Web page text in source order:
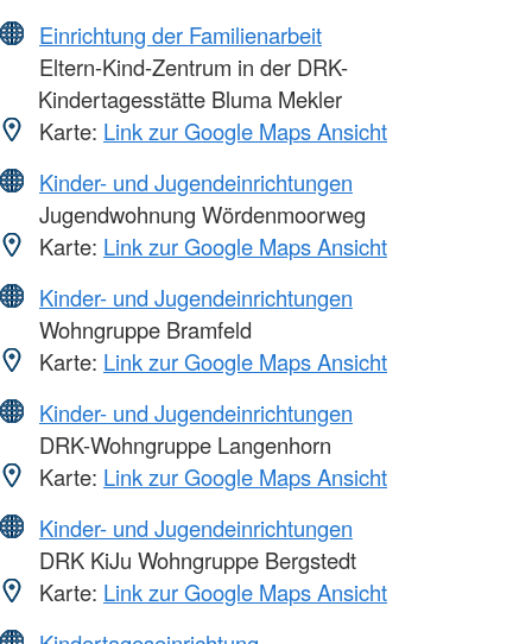
Einrichtung der Familienarbeit
Eltern-Kind-Zentrum in der DRK-
Kindertagesstätte Bluma Mekler
Karte: Link zur Google Maps Ansicht
Kinder- und Jugendeinrichtungen
Jugendwohnung Wördenmoorweg
Karte: Link zur Google Maps Ansicht
Kinder- und Jugendeinrichtungen
Wohngruppe Bramfeld
Karte: Link zur Google Maps Ansicht
Kinder- und Jugendeinrichtungen
DRK-Wohngruppe Langenhorn
Karte: Link zur Google Maps Ansicht
Kinder- und Jugendeinrichtungen
DRK KiJu Wohngruppe Bergstedt
Karte: Link zur Google Maps Ansicht